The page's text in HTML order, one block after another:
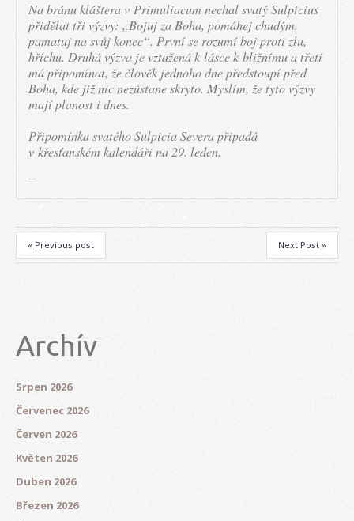
Na bránu kláštera v Primuliacum nechal svatý Sulpicius
přidělat tři výzvy: „Bojuj za Boha, pomáhej chudým,
pamatuj na svůj konec“. První se rozumí boj proti zlu,
hříchu. Druhá výzva je vztažená k lásce k bližnímu a třetí
má připomínat, že člověk jednoho dne předstoupí před
Boha, kde již nic nezůstane skryto. Myslím, že tyto výzvy
mají planost i dnes.
Připomínka svatého Sulpicia Severa připadá
v křesťanském kalendáři na 29. leden.
« Previous post Next Post »
Archív
Srpen 2026
Červenec 2026
Červen 2026
Květen 2026
Duben 2026
Březen 2026